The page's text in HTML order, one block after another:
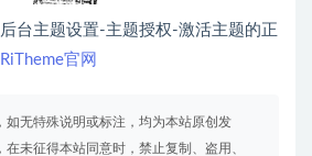
台主题设置-主题授权-激活主题的正
RiTheme官网
如无特殊说明或标注，均为本站原创发
未征得本站同意时，禁止复制、盗用、